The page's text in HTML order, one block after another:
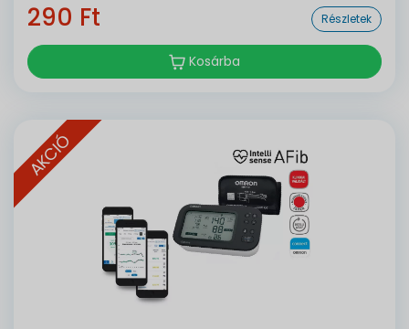
290 Ft Részletek
Kosárba
AKCIÓ